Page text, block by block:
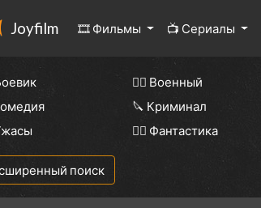
Joyfilm 🎞 Фильмы 📺 Сериалы
👨‍✈️ Военный
🔪 Криминал
🧙‍♀️ Фантастика
поиск